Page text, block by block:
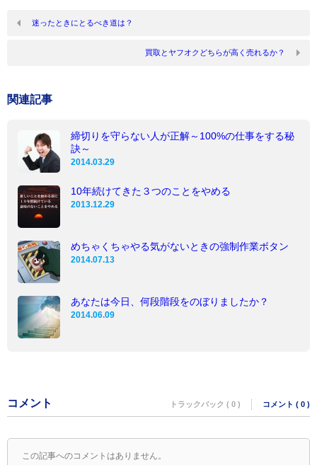
迷ったときにとるべき道は？
買取とヤフオクどちらが高く売れるか？
関連記事
締切りを守らない人が正解～100%の仕事をする秘
訣～
2014.03.29
10年続けてきた３つのことをやめる
2013.12.29
めちゃくちゃやる気がないときの強制作業ボタン
2014.07.13
あなたは今日、何段階段をのぼりましたか？
2014.06.09
コメント トラックバック ( 0 ) コメント ( 0 )
この記事へのコメントはありません。